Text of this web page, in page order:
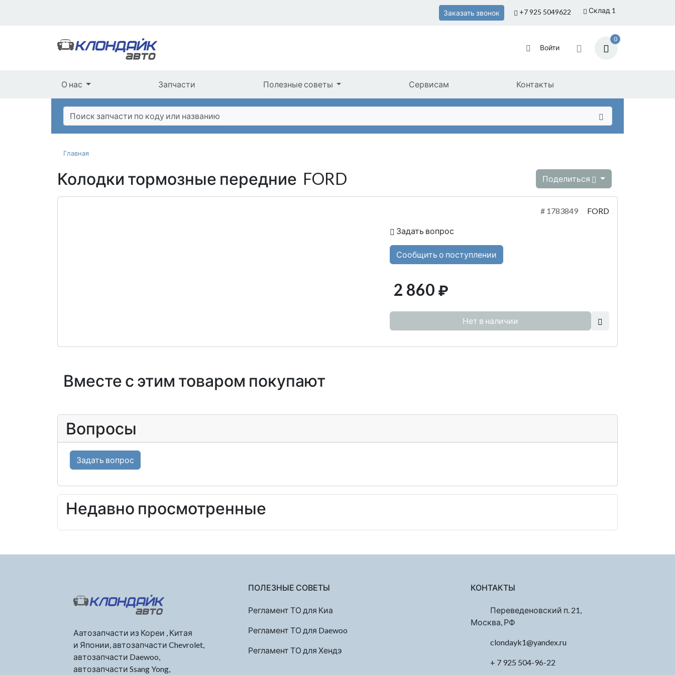
Склад 1
Заказать звонок +7 925 5049622
Войти
0
О нас Запчасти Полезные советы Сервисам Контакты
Главная
Колодки тормозные передние FORD Поделиться
# 1783849 FORD
Задать вопрос
Сообщить о поступлении
2 860 ₽
Нет в наличии
Вместе с этим товаром покупают
Вопросы
Задать вопрос
Недавно просмотренные
Аатозапчасти из Кореи , Китая
и Японии, автозапчасти Chevrolet,
автозапчасти Daewoo,
автозапчасти Ssang Yong,
ПОЛЕЗНЫЕ СОВЕТЫ
Регламент ТО для Киа
Регламент ТО для Daewoo
Регламент ТО для Хендэ
КОНТАКТЫ
Переведеновский п. 21,
Москва, РФ
clondayk1@yandex.ru
+ 7 925 504-96-22